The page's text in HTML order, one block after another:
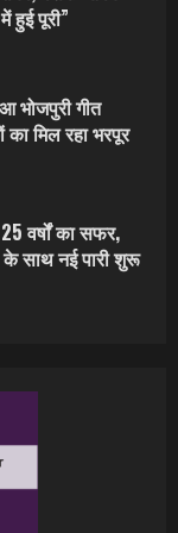
मिल रहा भरपूर
वर्षों का सफर,
साथ नई पारी शुरू
तोहरे के मांगिला
रहा भरपूर प्यार
‘सिर्फ आपके’
पूरी”